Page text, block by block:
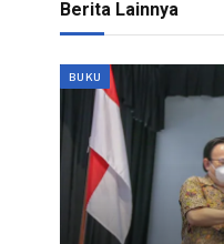
Berita Lainnya
BUKU